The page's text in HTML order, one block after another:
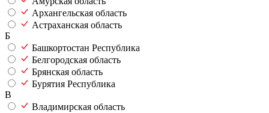
Архангельская область
Астраханская область
Б
Башкортостан Республика
Белгородская область
Брянская область
Бурятия Республика
В
Владимирская область